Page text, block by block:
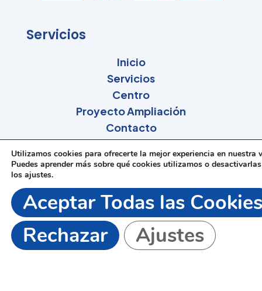
Servicios
Inicio
Servicios
Centro
Proyecto Ampliación
Contacto
Blog
Eventos
Páginas Legales | Uso
Aviso Legal
Utilizamos cookies para ofrecerte la mejor experiencia en nuestra
Puedes aprender más sobre qué cookies utilizamos o
los ajustes.
Aceptar Todas las Cookies
Rechazar
Ajustes